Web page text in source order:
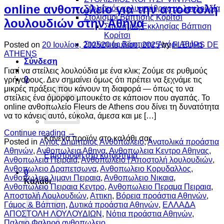
Στολισμός κολυμπήθρας με λουλούδια
Στολισμοί Βάπτισης Κορίτσι
Στολισμός Εκκλησίας Βάπτιση
Κορίτσι
Στολισμός Βάπτισης Αγόρι Αθήνα
Σύνδεση
0
Κανένα προϊόν στο καλάθι σας.
Επιστροφή στο κατάστημα
0
Καλάθι
online ανθοπωλείο για την αποστολή
λουλουδιών στην Αθήνα
Posted on 20 Ιουλίου, 202520 Ιουλίου, 2025 byFLEURS DE
ATHENS
Γιατί να στείλεις λουλούδια με ένα κλικ; Ζούμε σε ρυθμούς
γρήγορους. Δεν σημαίνει όμως ότι πρέπει να ξεχνάμε τις
μικρές πράξεις που κάνουν τη διαφορά — όπως το να
στείλεις ένα όμορφο μπουκέτο σε κάποιον που αγαπάς. Το
online ανθοπωλείο Fleurs de Athens σου δίνει τη δυνατότητα
να το κάνεις αυτό, εύκολα, άμεσα και με […]
Continue reading →
Posted in Αγιος Δημητριος Ανθοπωλειο,Ανατολικά προάστια
Αθηνών, Ανθοπωλεια Αθηνα, Ανθοπωλεια Κεντρο Αθηνας,
Ανθοπωλεια Πειραια,Ανθοπωλείο | Αποστολή λουλουδιών,
Ανθοπωλειο Δραπετσωνα, Ανθοπωλειο Κορυδαλλος,
Ανθοπωλειο λιμανι Πειραια, Ανθοπωλειο Νικαια,
Ανθοπωλειο Πειραια Κεντρο, Ανθοπωλειο Περαμα Πειραια,
Αποστολή Λουλουδιών, Αττικη, Βόρεια προάστια Αθηνών,
Γάμος & Βάπτιση, Δυτικά προάστια Αθηνών, ΕΛΛΑΔΑ
ΑΠΟΣΤΟΛΗ ΛΟΥΛΟΥΔΙΩΝ , Νότια προάστια Αθηνών,